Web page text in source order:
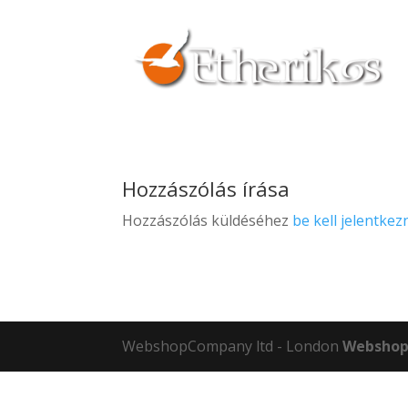
Hozzászólás írása
Hozzászólás küldéséhez be kell
WebshopCompany ltd - London